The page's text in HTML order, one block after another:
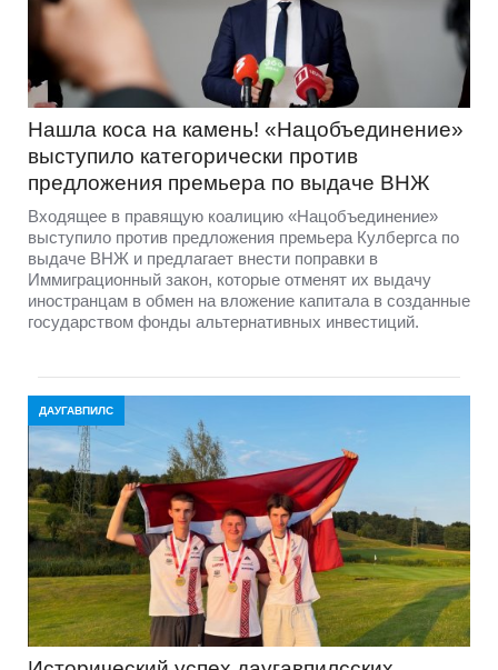
Нашла коса на камень! «Нацобъединение»
выступило категорически против
предложения премьера по выдаче ВНЖ
Входящее в правящую коалицию «Нацобъединение»
выступило против предложения премьера Кулбергса по
выдаче ВНЖ и предлагает внести поправки в
Иммиграционный закон, которые отменят их выдачу
иностранцам в обмен на вложение капитала в созданные
государством фонды альтернативных инвестиций.
ДАУГАВПИЛС